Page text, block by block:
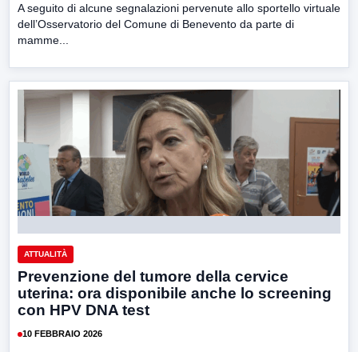
A seguito di alcune segnalazioni pervenute allo sportello virtuale
dell’Osservatorio del Comune di Benevento da parte di
mamme...
ATTUALITÀ
Prevenzione del tumore della cervice
uterina: ora disponibile anche lo screening
con HPV DNA test
10 FEBBRAIO 2026